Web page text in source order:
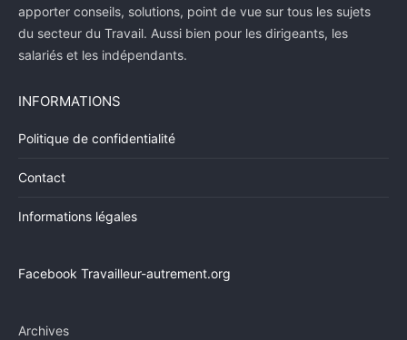
apporter conseils, solutions, point de vue sur tous les sujets
du secteur du Travail. Aussi bien pour les dirigeants, les
salariés et les indépendants.
INFORMATIONS
Politique de confidentialité
Contact
Informations légales
Facebook Travailleur-autrement.org
Archives